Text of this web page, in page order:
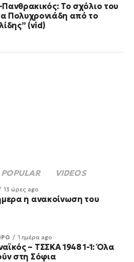
Το σχόλιο του
Πολυχρονιάδη από το
(vid)
POPULAR VIDEOS
13 ώρες ago
η ανακοίνωση του
1 ημέρα ago
– ΤΣΣΚΑ 1948 1-1: Όλα
στη Σόφια